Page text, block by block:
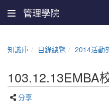
管理學院
知識庫 目錄總覽 2014活動
103.12.13EMBA
分享